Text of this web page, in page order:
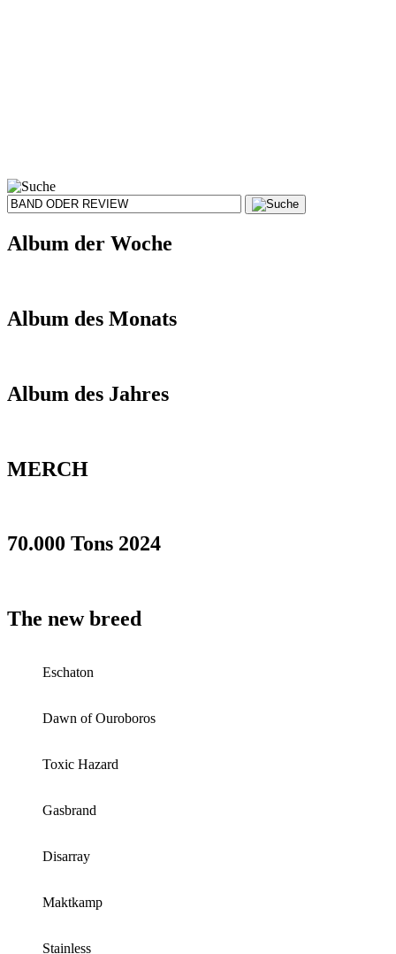
Album der Woche
Album des Monats
Album des Jahres
MERCH
70.000 Tons 2024
The new breed
Eschaton
Dawn of Ouroboros
Toxic Hazard
Gasbrand
Disarray
Maktkamp
Stainless